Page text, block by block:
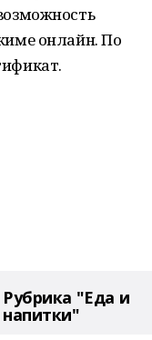
онлайн. По
Рубрика "Еда и
напитки"